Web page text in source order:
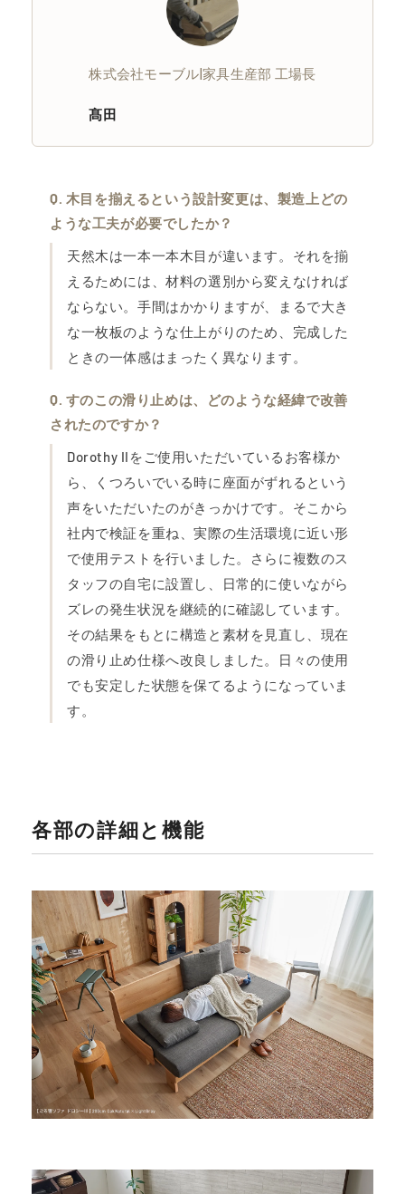
株式会社モーブル|家具生産部 工場長
髙田
木目を揃えるという設計変更は、製造上どの
ような工夫が必要でしたか？
天然木は一本一本木目が違います。それを揃
えるためには、材料の選別から変えなければ
ならない。手間はかかりますが、まるで大き
な一枚板のような仕上がりのため、完成した
ときの一体感はまったく異なります。
すのこの滑り止めは、どのような経緯で改善
されたのですか？
Dorothy IIをご使用いただいているお客様か
ら、くつろいでいる時に座面がずれるという
声をいただいたのがきっかけです。そこから
社内で検証を重ね、実際の生活環境に近い形
で使用テストを行いました。さらに複数のス
タッフの自宅に設置し、日常的に使いながら
ズレの発生状況を継続的に確認しています。
その結果をもとに構造と素材を見直し、現在
の滑り止め仕様へ改良しました。日々の使用
でも安定した状態を保てるようになっていま
す。
各部の詳細と機能